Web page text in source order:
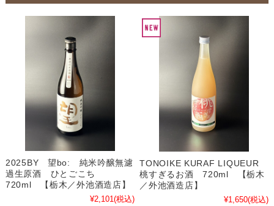
2025BY 望bo: 純米吟醸無濾
過生原酒 ひとごこち
720ml 【栃木／外池酒造店】
¥2,101(税込)
TONOIKE KURAF LIQUEUR
桃すぎるお酒 720ml 【栃木
／外池酒造店】
¥1,650(税込)